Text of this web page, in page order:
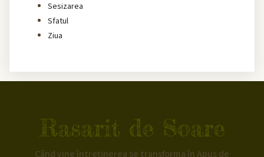
Sesizarea
Sfatul
Ziua
Rasarit de Soare
Când vine întreținerea se transforma în Apus de